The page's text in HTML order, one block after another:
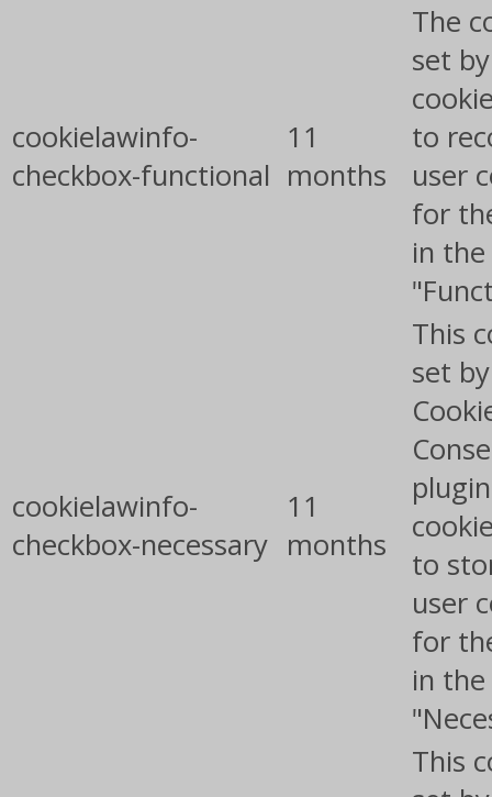
cookielawinfo-
checkbox-functional
11
months
The
set
to
user
for
in
cookielawinfo-
checkbox-necessary
11
months
This
set
to
user
for
in
This